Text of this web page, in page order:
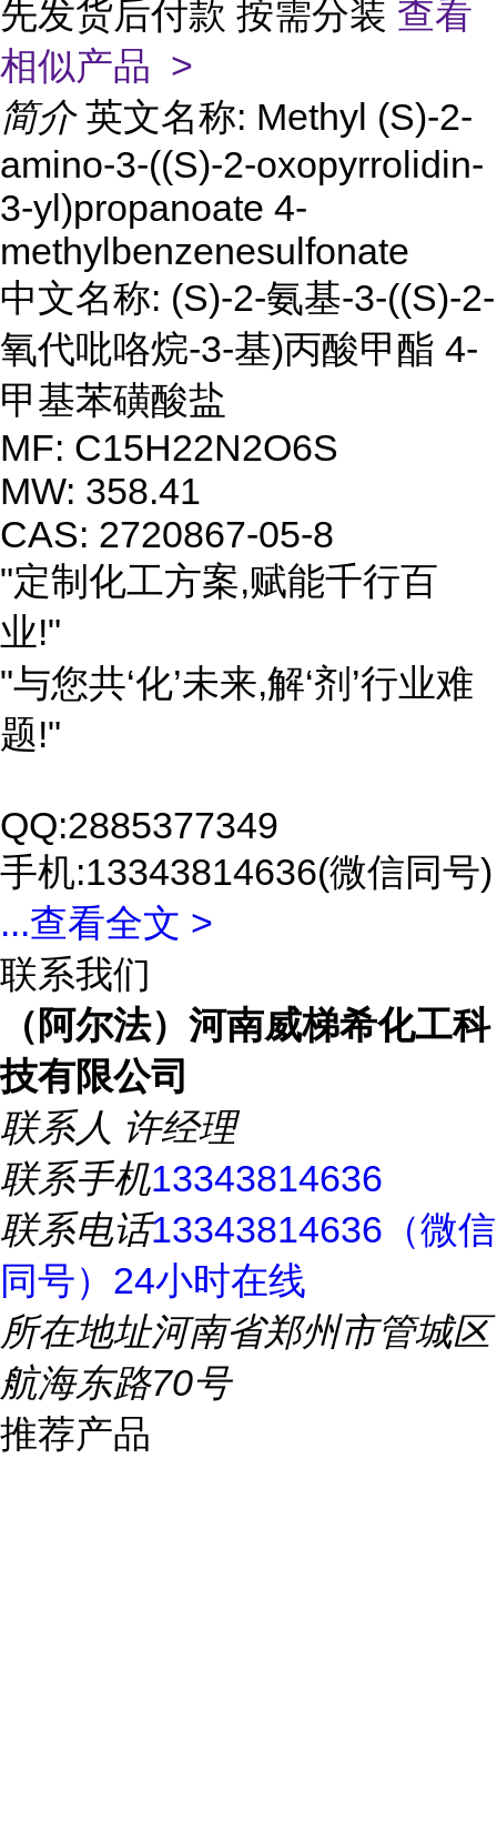
先发货后付款 按需分装 查看
相似产品 >
简介 英文名称: Methyl (S)-2-
amino-3-((S)-2-oxopyrrolidin-
3-yl)propanoate 4-
methylbenzenesulfonate
中文名称: (S)-2-氨基-3-((S)-2-
氧代吡咯烷-3-基)丙酸甲酯 4-
甲基苯磺酸盐
MF: C15H22N2O6S
MW: 358.41
CAS: 2720867-05-8
"定制化工方案,赋能千行百
业!"
"与您共‘化’未来,解‘剂’行业难
题!"
QQ:2885377349
手机:13343814636(微信同号)
...查看全文 >
联系我们
（阿尔法）河南威梯希化工科
技有限公司
联系人 许经理
联系手机13343814636
联系电话13343814636（微信
同号）24小时在线
所在地址河南省郑州市管城区
航海东路70号
推荐产品